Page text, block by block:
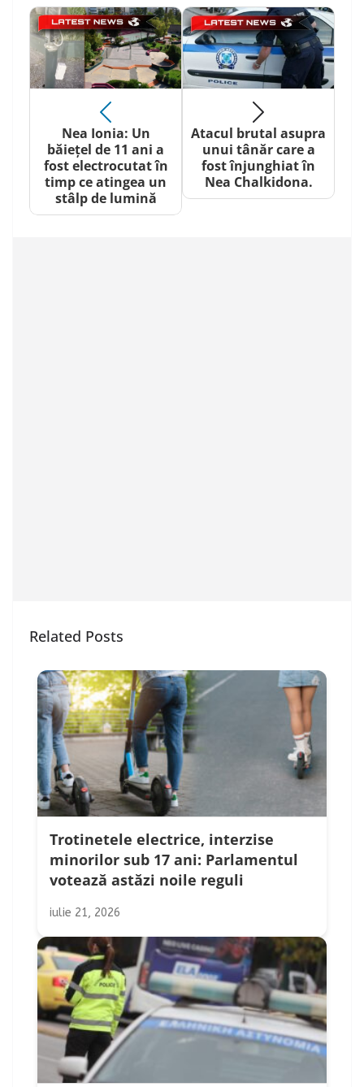
Nea Ionia: Un
băiețel de 11 ani a
fost electrocutat în
timp ce atingea un
stâlp de lumină
Atacul brutal asupra
unui tânăr care a
fost înjunghiat în
Nea Chalkidona.
Related Posts
Trotinetele electrice, interzise
minorilor sub 17 ani: Parlamentul
votează astăzi noile reguli
iulie 21, 2026